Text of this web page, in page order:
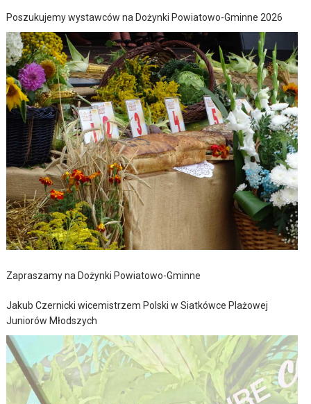
Poszukujemy wystawców na Dożynki Powiatowo-Gminne 2026
Zapraszamy na Dożynki Powiatowo-Gminne
Jakub Czernicki wicemistrzem Polski w Siatkówce Plażowej
Juniorów Młodszych